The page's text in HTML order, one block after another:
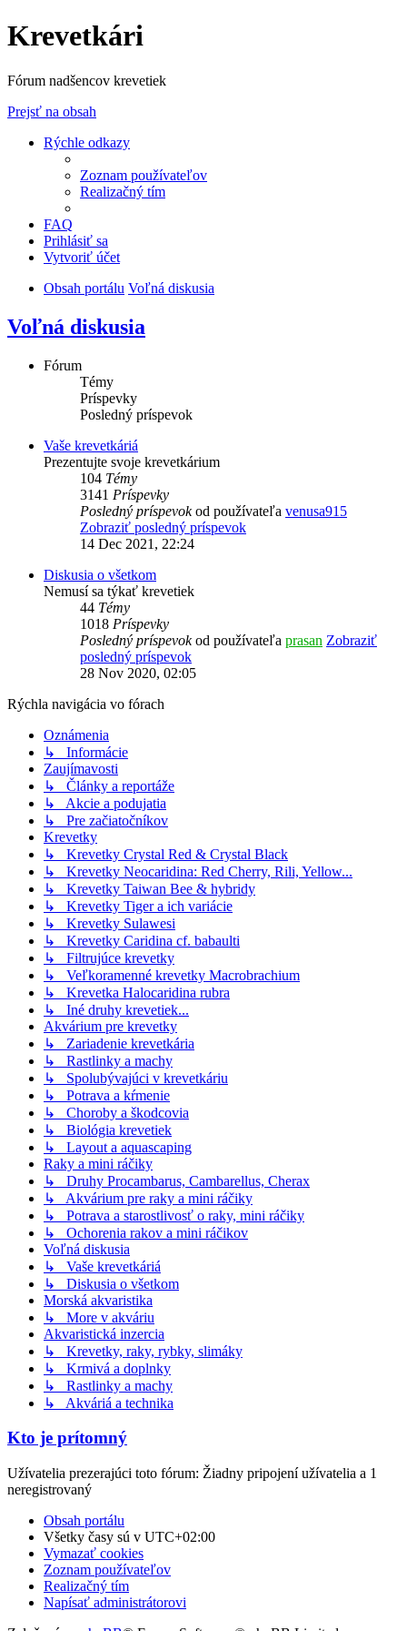
Krevetkári
Fórum nadšencov krevetiek
Prejsť na obsah
Rýchle odkazy
Zoznam používateľov
Realizačný tím
FAQ
Prihlásiť sa
Vytvoriť účet
Obsah portálu Voľná diskusia
Voľná diskusia
Fórum
Témy
Príspevky
Posledný príspevok
Vaše krevetkáriá
Prezentujte svoje krevetkárium
104 Témy
3141 Príspevky
Posledný príspevokod používateľa venusa915
Zobraziť posledný príspevok
14 Dec 2021, 22:24
Diskusia o všetkom
Nemusí sa týkať krevetiek
44 Témy
1018 Príspevky
Posledný príspevokod používateľa prasan Zobraziť
posledný príspevok
28 Nov 2020, 02:05
Rýchla navigácia vo fórach
Oznámenia
↳ Informácie
Zaujímavosti
↳ Články a reportáže
↳ Akcie a podujatia
↳ Pre začiatočníkov
Krevetky
↳ Krevetky Crystal Red & Crystal Black
↳ Krevetky Neocaridina: Red Cherry, Rili, Yellow...
↳ Krevetky Taiwan Bee & hybridy
↳ Krevetky Tiger a ich variácie
↳ Krevetky Sulawesi
↳ Krevetky Caridina cf. babaulti
↳ Filtrujúce krevetky
↳ Veľkoramenné krevetky Macrobrachium
↳ Krevetka Halocaridina rubra
↳ Iné druhy krevetiek...
Akvárium pre krevetky
↳ Zariadenie krevetkária
↳ Rastlinky a machy
↳ Spolubývajúci v krevetkáriu
↳ Potrava a kŕmenie
↳ Choroby a škodcovia
↳ Biológia krevetiek
↳ Layout a aquascaping
Raky a mini ráčiky
↳ Druhy Procambarus, Cambarellus, Cherax
↳ Akvárium pre raky a mini ráčiky
↳ Potrava a starostlivosť o raky, mini ráčiky
↳ Ochorenia rakov a mini ráčikov
Voľná diskusia
↳ Vaše krevetkáriá
↳ Diskusia o všetkom
Morská akvaristika
↳ More v akváriu
Akvaristická inzercia
↳ Krevetky, raky, rybky, slimáky
↳ Krmivá a doplnky
↳ Rastlinky a machy
↳ Akváriá a technika
Kto je prítomný
Užívatelia prezerajúci toto fórum: Žiadny pripojení užívatelia a 1
neregistrovaný
Obsah portálu
Všetky časy sú v UTC+02:00
Vymazať cookies
Zoznam používateľov
Realizačný tím
Napísať administrátorovi